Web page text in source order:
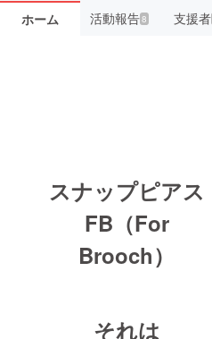
ホーム 活動報告8 支援者
スナップピアス
FB（For
Brooch）
それは